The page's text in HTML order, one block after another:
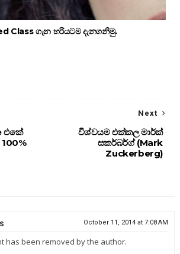
Class ගැන හරියටම දැනගනිමු.
Next
විශ්වයම එක්කල මාර්ක්
සකර්බර්ග් (Mark
Zuckerberg)
එකේ
October 11, 2014 at 7:08 AM
has been removed by the author.